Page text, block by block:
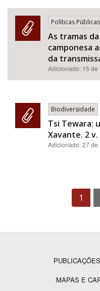
Políticas Públicas
As tramas
camponesa
da
Adicionado: 15 de
Biodiversidade
Tsi Tewara:
Xavante. 2 v.
Adicionado:27 de
1
RodapéMAPAS E